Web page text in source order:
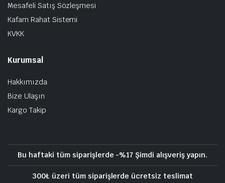
Mesafeli Satış Sözleşmesi
Kafam Rahat Sistemi
KVKK
Kurumsal
Hakkımızda
Bize Ulaşın
Kargo Takip
Bu haftaki tüm siparişlerde -%17 Şimdi alışveriş yapın.
300₺ üzeri tüm siparişlerde ücretsiz teslimat